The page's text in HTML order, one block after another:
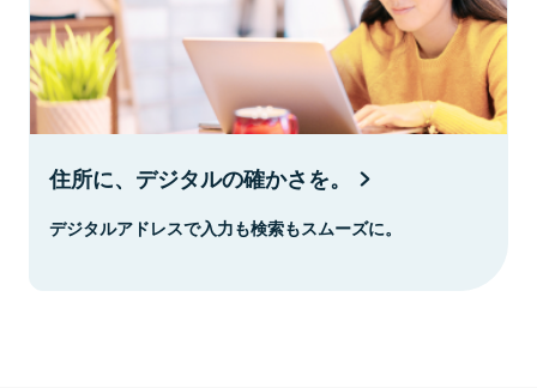
住所に、デジタルの確かさを。
デジタルアドレスで入力も検索もスムーズに。